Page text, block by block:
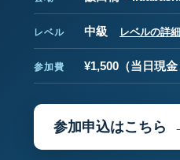
レベル 中級 レベルの詳細
参加費 ¥1,500 （当日現
参加申込はこちら